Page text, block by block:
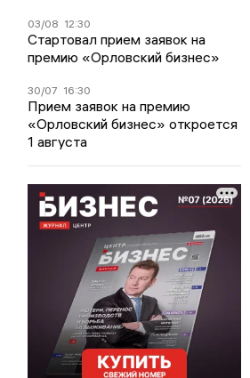
03/08 12:30
Стартовал прием заявок на
премию «Орловский бизнес»
30/07 16:30
Прием заявок на премию
«Орловский бизнес» откроется
1 августа